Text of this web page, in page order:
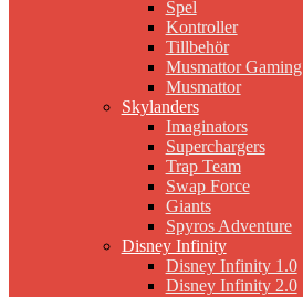
Spel
Kontroller
Tillbehör
Musmattor Gaming
Musmattor
Skylanders
Imaginators
Superchargers
Trap Team
Swap Force
Giants
Spyros Adventure
Disney Infinity
Disney Infinity 1.0
Disney Infinity 2.0